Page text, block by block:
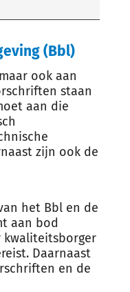
(Bbl)
ook aan
staan
aan die
zijn ook de
het Bbl en de
aan bod
kwaliteitsborger
Daarnaast
en de